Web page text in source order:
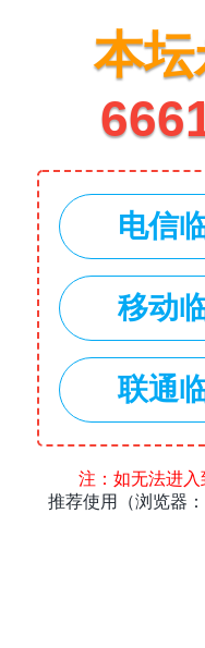
本坛
电信
移动
联通
注：如无法进
推荐使用（浏览器